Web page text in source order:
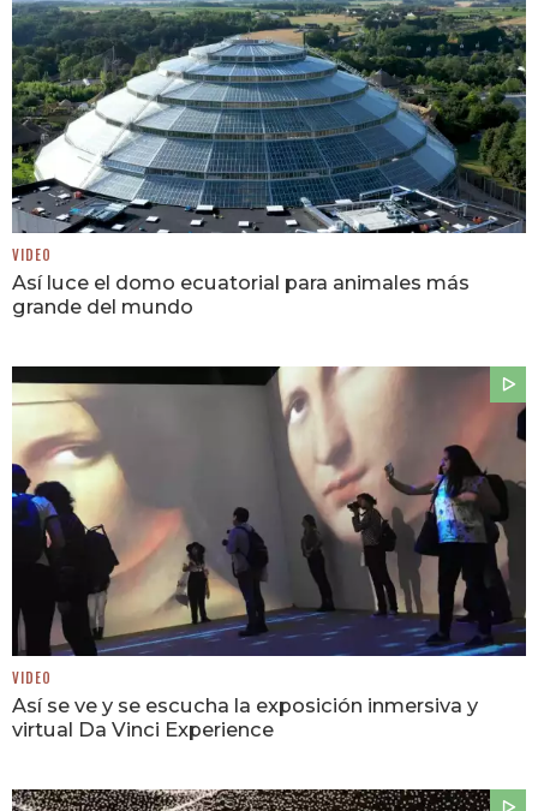
VIDEO
Así luce el domo ecuatorial para animales más
grande del mundo
VIDEO
Así se ve y se escucha la exposición inmersiva y
virtual Da Vinci Experience